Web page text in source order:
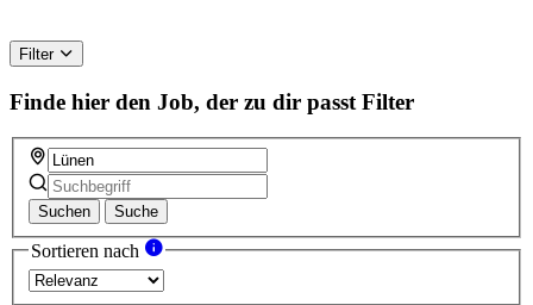
Filter
Finde hier den Job, der zu dir passt Filter
Suchen Suche
Sortieren nach